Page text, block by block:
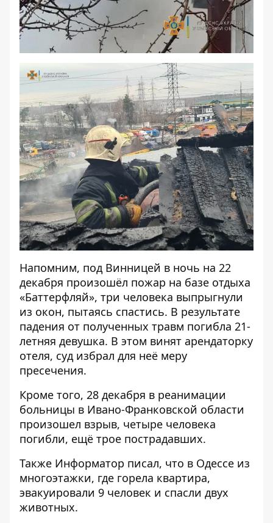
Напомним, под Винницей в ночь на 22
декабря произошёл пожар на базе отдыха
«Баттерфляй», три человека выпрыгнули
из окон, пытаясь спастись. В результате
падения от полученных травм погибла 21-
летняя девушка. В этом винят арендаторку
отеля, суд избрал для неё меру
пресечения.
Кроме того, 28 декабря в реанимации
больницы в Ивано-Франковской области
произошел взрыв, четыре человека
погибли, ещё трое пострадавших.
Также Информатор писал, что в Одессе из
многоэтажки, где горела квартира,
эвакуировали 9 человек и спасли двух
животных.